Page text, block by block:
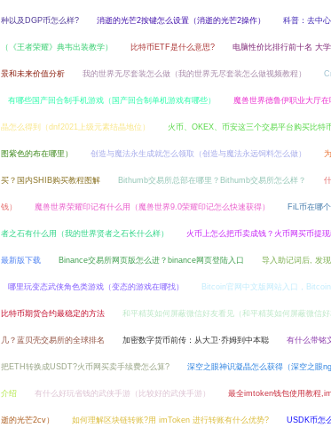
种以及DGP币怎么样? 消逝的光芒2按键怎么设置（消逝的光芒2操作） 科普：去中
（《王者荣耀》典韦出装教学） 比特币ETF是什么意思? 电脑性价比排行前十名 大
景和未来价值分析 我的世界无尽套装怎么做（我的世界无尽套装怎么做视频教程）
有哪些国产回合制手机游戏（国产回合制单机游戏有哪些） 魔兽世界德鲁伊职业大厅
晶怎么得到（dnf2021上级元素结晶地位） 火币、OKEX、币安这三个交易平台购买比特
图紫色的布在哪里） 创造与魔法永生成就怎么领取（创造与魔法永远饲料怎么做）
买？国内SHIB购买教程图解 Bithumb交易所总部在哪里？Bithumb交易所怎么样？
钱） 魔兽世界荣耀印记有什么用（魔兽世界9.0荣耀印记怎么快速获得） FiL币在哪
者之石有什么用（我的世界贤者之石长什么样） 火币上怎么把币卖成钱？火币网买币提现
最新版下载 Binance交易所网页版怎么进？binance网页登陆入口 导入助记词后, 发
哪里玩变态武侠角色类游戏（变态的游戏在哪找） Bitcoin官网中文版网站入口，
比特币期货合约最稳定的方法 和平精英如何屏蔽微信好友看见（和平精英如何屏蔽微信好
几？蓝贝壳交易所的全球排名 加密数字货币前传：从大卫·乔姆到中本聪 有什么带铭
把ETH转换成USDT?火币网买卖手续费怎么算? 深空之眼神识凝晶怎么获得（深空之眼
介绍 有什么好玩省钱的武侠手游（比较好的武侠手游） 最全imtoken钱包使用教程
逝的光芒2cv） 如何理解区块链转账?用 imToken 进行转账有什么优势? USDK币怎